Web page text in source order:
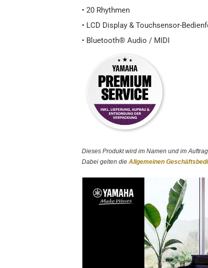
• 20 Rhythmen
• LCD Display & Touchsensor-
• Bluetooth® Audio / MIDI
Dieses Produkt wird im Namen und im
Dabei gelten die Allgemeinen